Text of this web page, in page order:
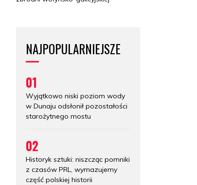
NAJPOPULARNIEJSZE
01
Wyjątkowo niski poziom wody
w Dunaju odsłonił pozostałości
starożytnego mostu
02
Historyk sztuki: niszcząc pomniki
z czasów PRL, wymazujemy
część polskiej historii